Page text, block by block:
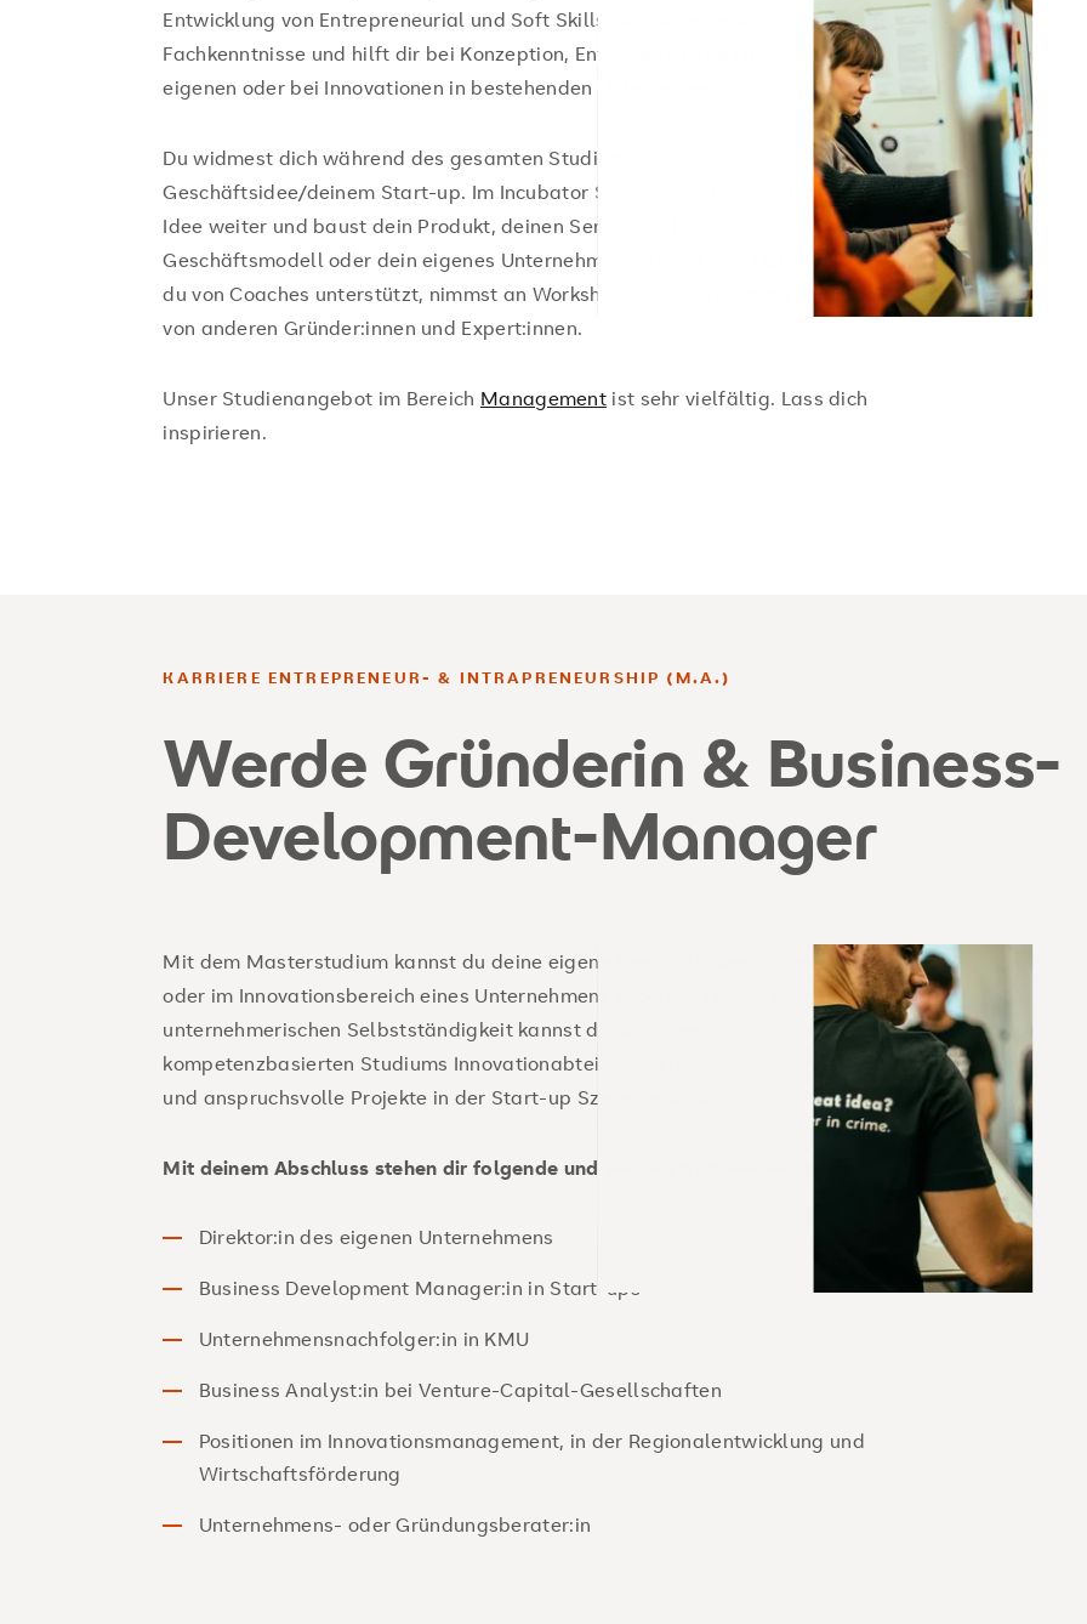
Entwicklung von Entrepreneurial und Soft Skills, stärkt deine wirtschaftlichen
Fachkenntnisse und hilft dir bei Konzeption, Entwicklung und Launch deines
eigenen oder bei Innovationen in bestehenden Unternehmen.
Du widmest dich während des gesamten Studiums deiner
Geschäftsidee/deinem Start-up. Im Incubator Semester entwickelst du deine
Idee weiter und baust dein Produkt, deinen Service und dein
Geschäftsmodell oder dein eigenes Unternehmen auf und aus. Dabei wirst
du von Coaches unterstützt, nimmst an Workshops teil und erhältst Feedback
von anderen Gründer:innen und Expert:innen.
Unser Studienangebot im Bereich Management ist sehr vielfältig. Lass dich
inspirieren.
KARRIERE ENTREPRENEUR- & INTRAPRENEURSHIP (M.A.)
Werde Gründerin & Business-
Development-Manager
Mit dem Masterstudium kannst du deine eigene Geschäftsidee umsetzen
oder im Innovationsbereich eines Unternehmens arbeiten. Neben der
unternehmerischen Selbstständigkeit kannst du dank des projekt- und
kompetenzbasierten Studiums Innovationabteilungen in Unternehmen leiten
und anspruchsvolle Projekte in der Start-up Szene verwirklichen.
Mit deinem Abschluss stehen dir folgende und weitere Karrierewege offen:
Direktor:in des eigenen Unternehmens
Business Development Manager:in in Start-ups
Unternehmensnachfolger:in in KMU
Business Analyst:in bei Venture-Capital-Gesellschaften
Positionen im Innovationsmanagement, in der Regionalentwicklung und
Wirtschaftsförderung
Unternehmens- oder Gründungsberater:in